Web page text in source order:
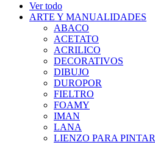
Ver todo
ARTE Y MANUALIDADES
ABACO
ACETATO
ACRILICO
DECORATIVOS
DIBUJO
DUROPOR
FIELTRO
FOAMY
IMAN
LANA
LIENZO PARA PINTAR